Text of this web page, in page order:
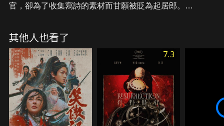
官，卻為了收集寫詩的素材而甘願被貶為起居郎。長
關。日本僧人空海本為了替皇帝解咒遠渡重洋而來，
卻和白樂天意氣相投，兩人決心攜手調查案件真相。
其他人也看了
7.3